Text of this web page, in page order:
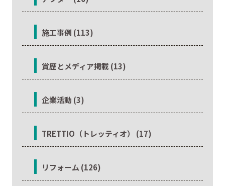
施工事例 (113)
賞歴とメディア掲載 (13)
企業活動 (3)
TRETTIO（トレッティオ） (17)
リフォーム (126)